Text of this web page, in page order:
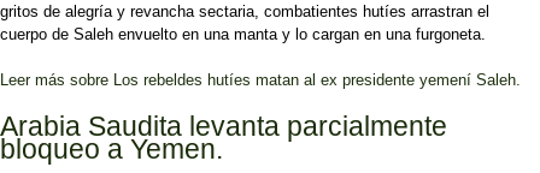
gritos de alegría y revancha sectaria, combatientes hutíes arrastran el
cuerpo de Saleh envuelto en una manta y lo cargan en una furgoneta.
Leer más sobre Los rebeldes hutíes matan al ex presidente yemení Saleh.
Arabia Saudita levanta parcialmente
bloqueo a Yemen.